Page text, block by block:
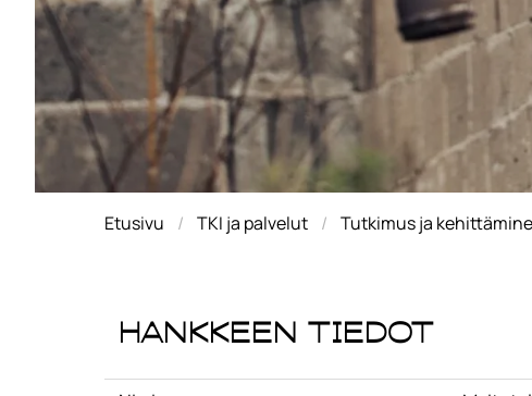
Etusivu TKI ja palvelut Tutkimus ja
Hankkeen tiedot